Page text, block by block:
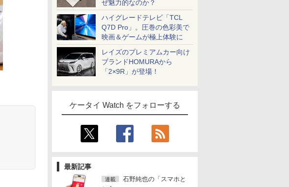
ぜ魅力的なのか？
ハイグレードテレビ「TCL
Q7D Pro」。圧巻の色彩美で
映画＆ゲームが極上体験に
レイズのプレミアムカー向け
ブランドHOMURAから
「2×9R」が登場！
ケータイ Watch をフォローする
最新記事
連載
石野純也の「スマホと